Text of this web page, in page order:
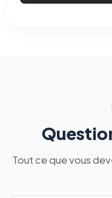
Tout ce que vous